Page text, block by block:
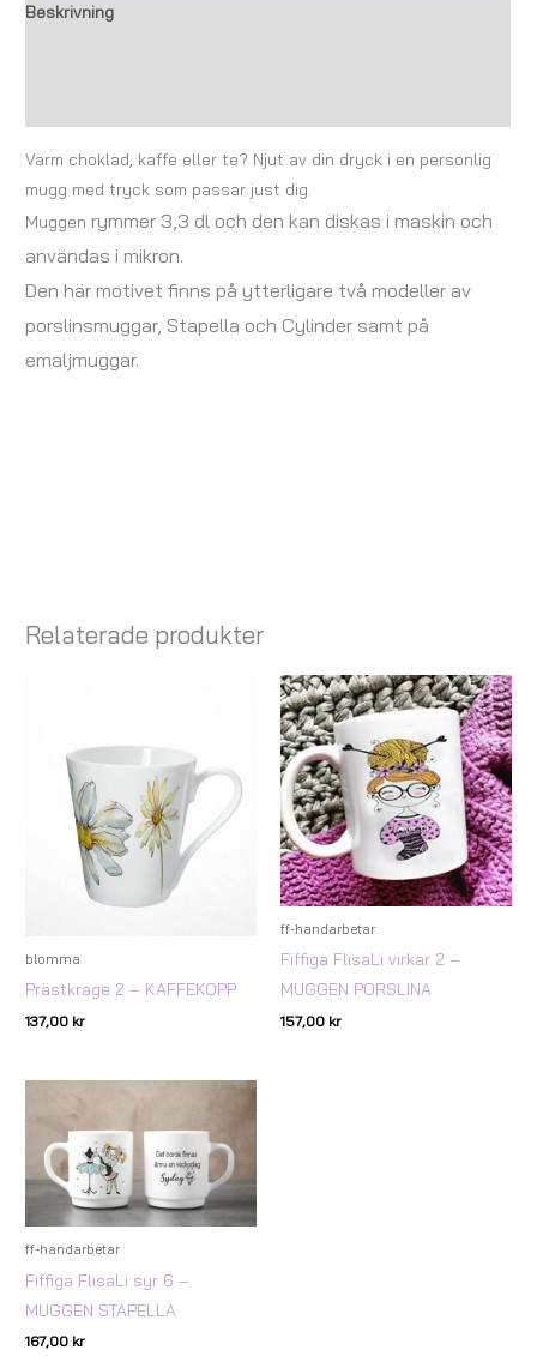
Beskrivning
Varm choklad, kaffe eller te? Njut av din dryck i en personlig
mugg med tryck som passar just dig.
Muggen rymmer 3,3 dl och den kan diskas i maskin och
användas i mikron.
Den här motivet finns på ytterligare två modeller av
porslinsmuggar, Stapella och Cylinder samt på
emaljmuggar.
Relaterade produkter
blomma
Prästkrage 2 – KAFFEKOPP
137,00 kr
ff-handarbetar
Fiffiga FlisaLi virkar 2 –
MUGGEN PORSLINA
157,00 kr
ff-handarbetar
Fiffiga FlisaLi syr 6 –
MUGGEN STAPELLA
167,00 kr